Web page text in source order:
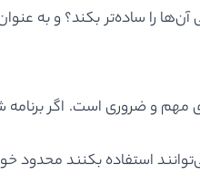
را ساده‌تر بکند؟ و به
و ضروری است. اگر برنامه
استفاده بکنند محدود